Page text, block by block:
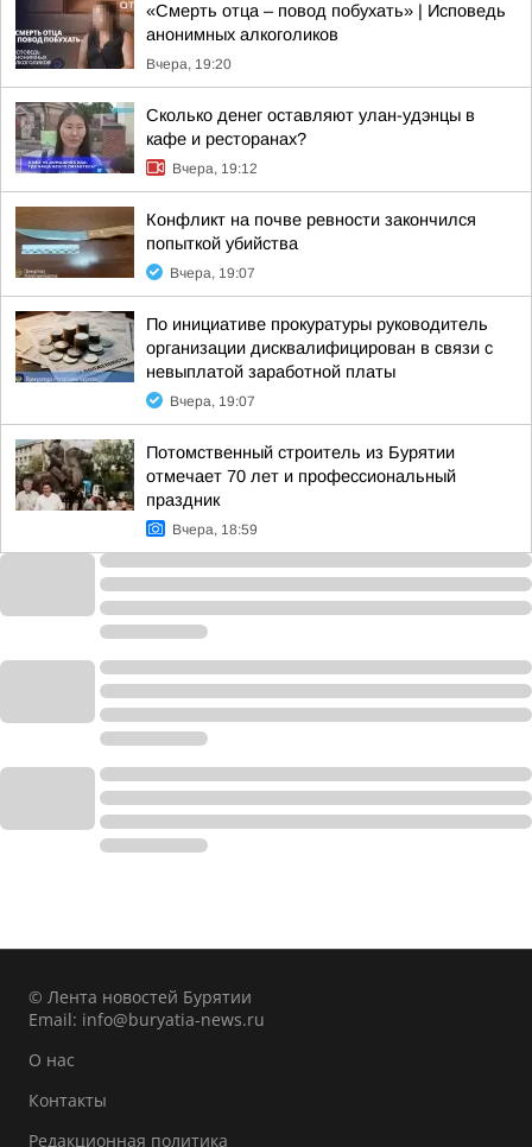
«Смерть отца – повод побухать» | Исповедь
анонимных алкоголиков
Вчера, 19:20
Сколько денег оставляют улан-удэнцы в
кафе и ресторанах?
Вчера, 19:12
Конфликт на почве ревности закончился
попыткой убийства
Вчера, 19:07
По инициативе прокуратуры руководитель
организации дисквалифицирован в связи с
невыплатой заработной платы
Вчера, 19:07
Потомственный строитель из Бурятии
отмечает 70 лет и профессиональный
праздник
Вчера, 18:59
© Лента новостей Бурятии
Email: info@buryatia-news.ru
О нас
Контакты
Редакционная политика